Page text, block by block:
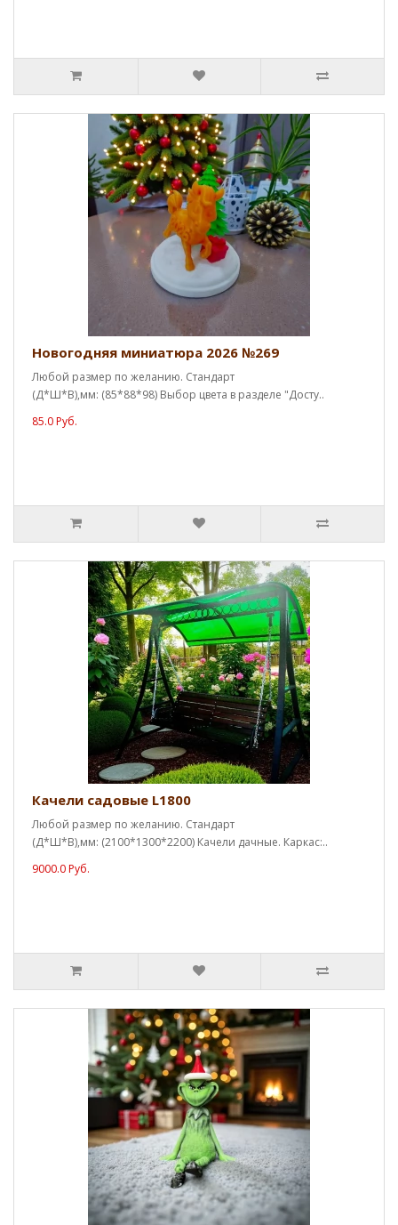
Новогодняя миниатюра 2026 №269
Любой размер по желанию. Стандарт
(Д*Ш*В),мм: (85*88*98) Выбор цвета в разделе "Досту..
85.0 Руб.
Качели садовые L1800
Любой размер по желанию. Стандарт
(Д*Ш*В),мм: (2100*1300*2200) Качели дачные. Каркас:..
9000.0 Руб.